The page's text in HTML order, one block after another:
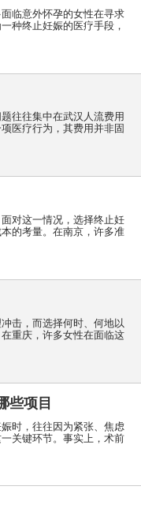
临意外怀孕的女性在寻求
种终止妊娠的医疗手段，
往往集中在武汉人流费用
医疗行为，其费用并非固
对这一情况，选择终止妊
的考量。在南京，许多准
击，而选择何时、何地以
重庆，许多女性在面临这
些项目
时，往往因为紧张、焦虑
关键环节。事实上，术前